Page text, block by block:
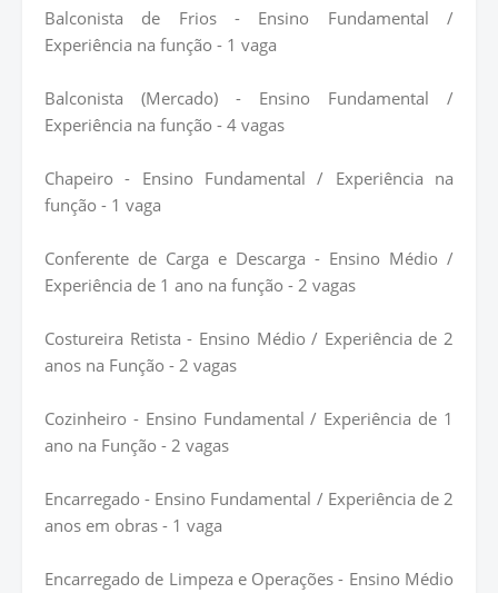
Balconista de Frios - Ensino Fundamental /
Experiência na função - 1 vaga
Balconista (Mercado) - Ensino Fundamental /
Experiência na função - 4 vagas
Chapeiro - Ensino Fundamental / Experiência na
função - 1 vaga
Conferente de Carga e Descarga - Ensino Médio /
Experiência de 1 ano na função - 2 vagas
Costureira Retista - Ensino Médio / Experiência de 2
anos na Função - 2 vagas
Cozinheiro - Ensino Fundamental / Experiência de 1
ano na Função - 2 vagas
Encarregado - Ensino Fundamental / Experiência de 2
anos em obras - 1 vaga
Encarregado de Limpeza e Operações - Ensino Médio